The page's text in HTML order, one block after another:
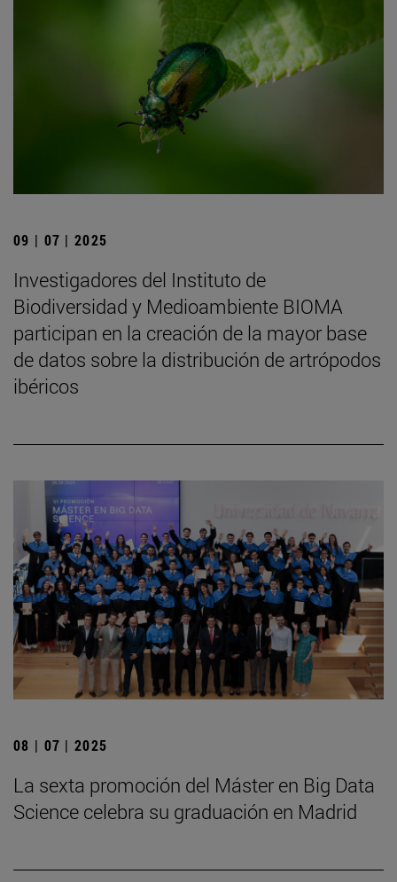
09 | 07 | 2025
Investigadores del Instituto de
Biodiversidad y Medioambiente BIOMA
participan en la creación de la mayor base
de datos sobre la distribución de artrópodos
ibéricos
08 | 07 | 2025
La sexta promoción del Máster en Big Data
Science celebra su graduación en Madrid